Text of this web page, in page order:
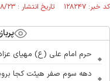
کد خبر: ۱۲۸۲۴۷ تاریخ انتشار : ۱۴۰۲/۰۸/۲۳
حرم امام علی (ع) مهیای
دهه سوم صفر هیئت کجا